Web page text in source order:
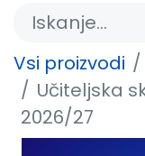
Vsi proizvodi
Učiteljska
2026/27